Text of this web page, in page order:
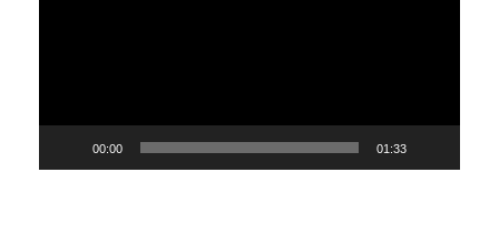
00:00 01:33